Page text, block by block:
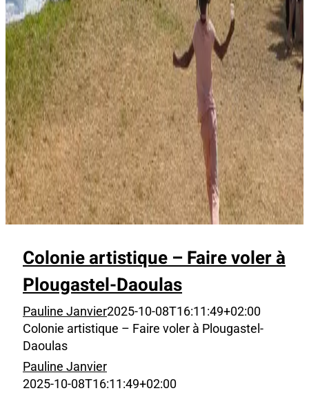
Colonie artistique – Faire voler à
Plougastel-Daoulas
Pauline Janvier2025-10-08T16:11:49+02:00
Colonie artistique – Faire voler à Plougastel-
Daoulas
Pauline Janvier
2025-10-08T16:11:49+02:00